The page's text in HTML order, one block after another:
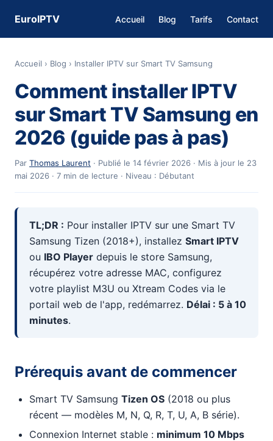
EuroIPTV Accueil Blog Tarifs Contact
Accueil › Blog › Installer IPTV sur Smart TV Samsung
Comment installer IPTV
sur Smart TV Samsung en
2026 (guide pas à pas)
Par Thomas Laurent · Publié le 14 février 2026 · Mis à jour le 23
mai 2026 · 7 min de lecture · Niveau : Débutant
TL;DR : Pour installer IPTV sur une Smart TV
Samsung Tizen (2018+), installez Smart IPTV
ou IBO Player depuis le store Samsung,
récupérez votre adresse MAC, configurez
votre playlist M3U ou Xtream Codes via le
portail web de l'app, redémarrez. Délai : 5 à 10
minutes.
Prérequis avant de commencer
Smart TV Samsung Tizen OS (2018 ou plus
récent — modèles M, N, Q, R, T, U, A, B série).
Connexion Internet stable : minimum 10 Mbps